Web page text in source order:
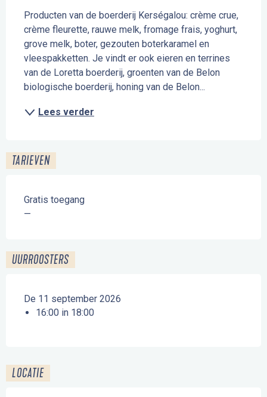
Producten van de boerderij Kerségalou: crème crue,
crème fleurette, rauwe melk, fromage frais, yoghurt,
grove melk, boter, gezouten boterkaramel en
vleespakketten. Je vindt er ook eieren en terrines
van de Loretta boerderij, groenten van de Belon
biologische boerderij, honing van de Belon...
Lees verder
TARIEVEN
Gratis toegang
—
UURROOSTERS
De 11 september 2026
16:00 in 18:00
LOCATIE